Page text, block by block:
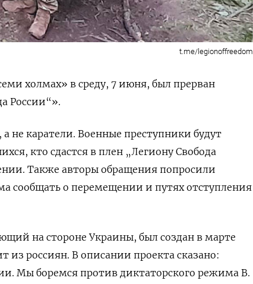
t.me/legionoffreedom
холмах» в среду, 7 июня, был прерван
России“».
не каратели. Военные преступники будут
кто сдастся в плен „Легиону Свобода
Также авторы обращения попросили
сообщать о перемещении и путях отступления
на стороне Украины, был создан в марте
из россиян. В описании проекта сказано:
Мы боремся против диктаторского режима В.